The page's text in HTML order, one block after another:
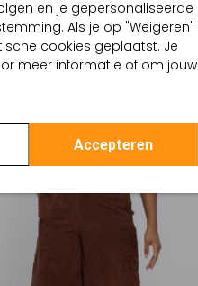
en je gepersonaliseerde
Als je op "Weigeren"
cookies geplaatst. Je
meer informatie of om jouw
Accepteren
AR